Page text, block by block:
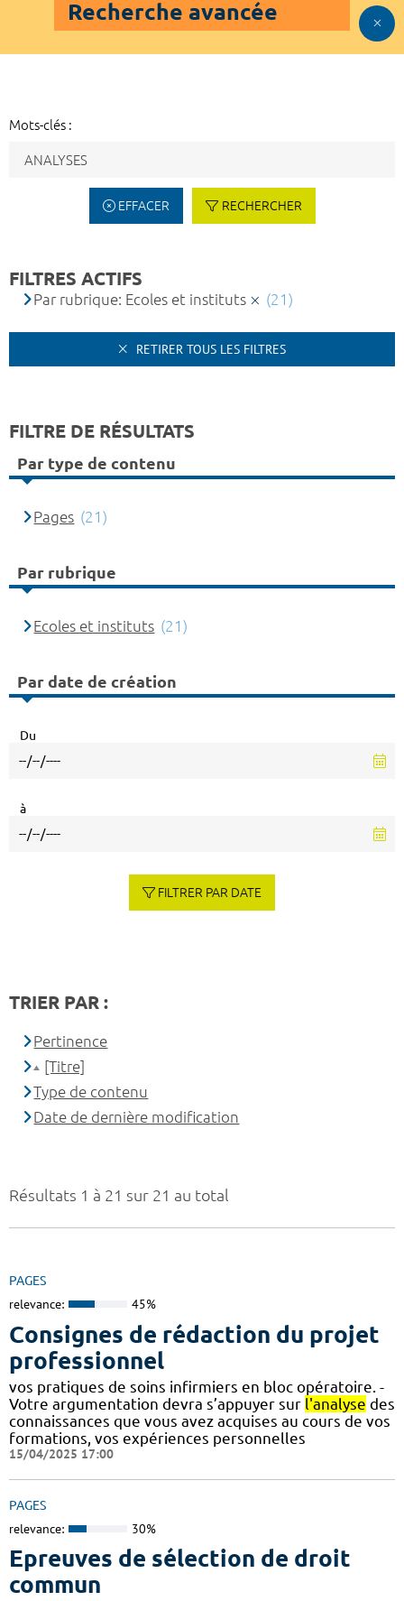
Recherche avancée
Mots-clés :
EFFACER RECHERCHER
Résultats 1 à 21 sur 21 au total
PAGES
relevance: 45%
Consignes de rédaction du projet
professionnel
vos pratiques de soins infirmiers en bloc opératoire. -
Votre argumentation devra s’appuyer sur l'analyse des
connaissances que vous avez acquises au cours de vos
formations, vos expériences personnelles
15/04/2025 17:00
PAGES
relevance: 30%
Epreuves de sélection de droit
commun
FILTRES ACTIFS
Par rubrique: Ecoles et instituts (21)
RETIRER TOUS LES FILTRES
FILTRE DE RÉSULTATS
Par type de contenu
Pages (21)
Par rubrique
Ecoles et instituts (21)
Par date de création
Du
à
FILTRER PAR DATE
TRIER PAR :
Pertinence
[Titre]
Type de contenu
Date de dernière modification